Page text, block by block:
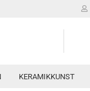
KERAMIKKUNST